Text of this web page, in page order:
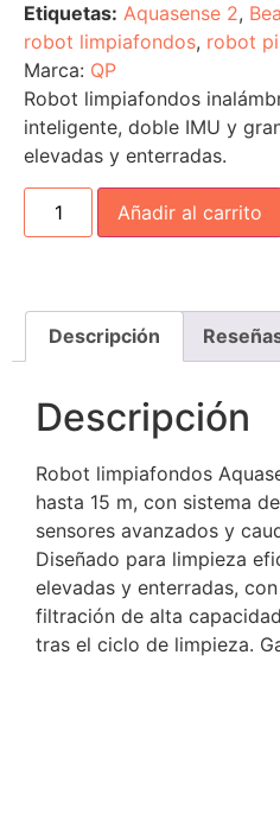
Etiquetas: Aquasense 2,
robot limpiafondos, robot
Marca: QP
Robot limpiafondos
inteligente, doble IMU y
elevadas y enterradas.
Añadir al carrito
Descripción
Descripción
Robot limpiafondos
hasta 15 m, con sistema
sensores avanzados y
Diseñado para limpieza
elevadas y enterradas,
filtración de alta
tras el ciclo de limpieza.